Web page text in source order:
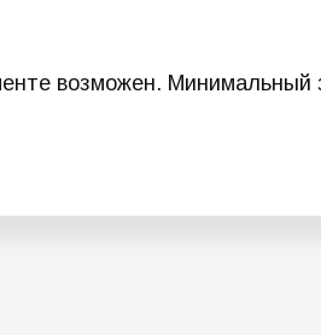
возможен. Минимальный